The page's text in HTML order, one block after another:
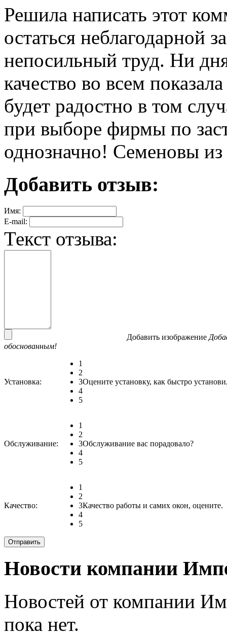
Решила написать этот
остаться неблагодарной
непосильный труд. Ни
качество во всем
будет радостно в том
при выборе фирмы по
однозначно! Семеновы
Добавить отзыв:
Имя:
E-mail:
Текст отзыва:
Добавить изображение
обоснованным!
Установка:
1
2
3
4
5
Оцените установку, как быстро
Обслуживание:
1
2
3
4
5
Обслуживание вас порадовало?
Качество:
1
2
3
4
5
Качество работы и самих окон, оцените.
Новости компании
Новостей от компании
пока нет.